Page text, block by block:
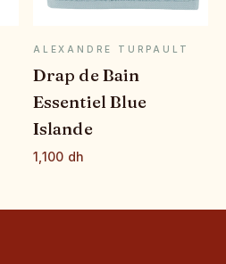
APERÇU RAPIDE
ALEXANDRE TURPAULT
Drap de Bain
Essentiel Blue
Islande
1,100 dh